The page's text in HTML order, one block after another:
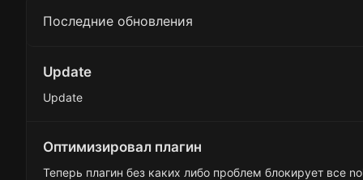
иПоследние обновления
Update
Update
Оптимизировал плагин
Теперь плагин без каких либо проблем блокирует все